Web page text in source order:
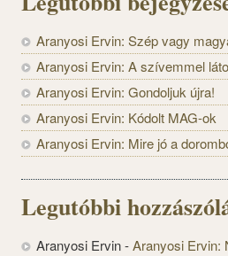
Aranyosi Ervin: Szép vagy
Aranyosi Ervin: A szívemmel
Aranyosi Ervin: Gondoljuk újra!
Aranyosi Ervin: Kódolt MAG-ok
Aranyosi Ervin: Mire jó a
Legutóbbi
Aranyosi Ervin-Aranyosi Ervin: